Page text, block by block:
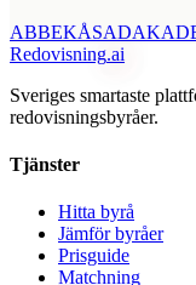
ABBEKÅSADAK
Redovisning.ai
Sveriges smartaste
redovisningsbyråer.
Tjänster
Hitta byrå
Jämför byråer
Prisguide
Matchning